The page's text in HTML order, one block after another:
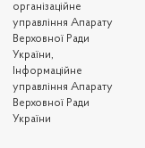
організаційне
управління Апарату
Верховної Ради
України,
Інформаційне
управління Апарату
Верховної Ради
України